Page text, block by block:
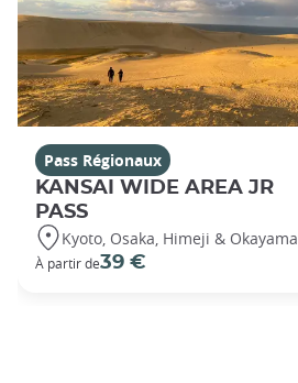
Pass Régionaux
KANSAI WIDE AREA JR
PASS
Kyoto, Osaka, Himeji & Okayama
À partir de39 €